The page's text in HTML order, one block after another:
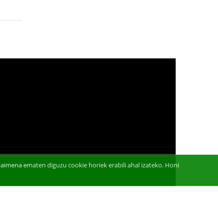
ematen diguzu cookie horiek erabili ahal izateko. Honi